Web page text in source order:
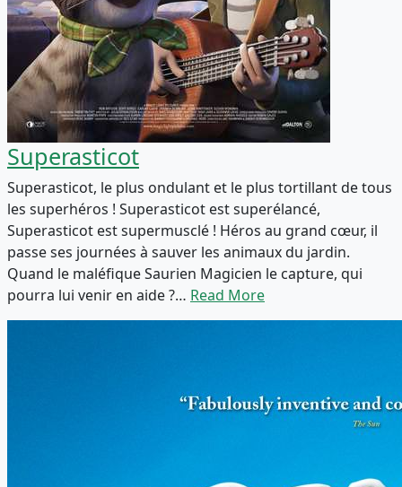
Superasticot
Superasticot, le plus ondulant et le plus tortillant de tous
les superhéros ! Superasticot est superélancé,
Superasticot est supermusclé ! Héros au grand cœur, il
passe ses journées à sauver les animaux du jardin.
Quand le maléfique Saurien Magicien le capture, qui
pourra lui venir en aide ?… Read More